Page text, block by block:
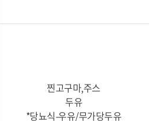
찐고구마,주스
두유
*당뇨식-우유/무가당두유